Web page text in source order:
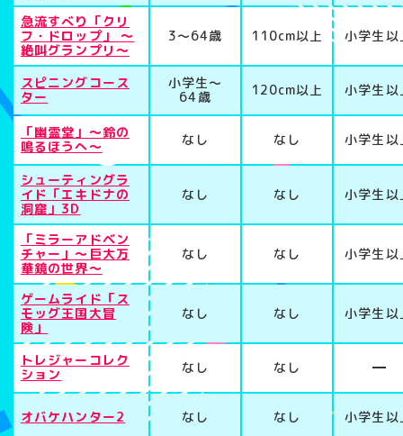
急流すべり「クリ
フ・ドロップ」 〜
絶叫グランプリ〜
3〜64歳 110cm以上 小学生以
スピニングコース
ター
小学生〜
64歳
120cm以上 小学生以
「幽霊堂」〜鈴の
鳴るほうへ〜
なし なし 小学生以
シューティングラ
イド「エキドナの
洞窟」3D
なし なし 小学生以
「ミラーアドベン
チャー」〜巨大万
華鏡の世界〜
なし なし 小学生以
ゲームライド「ス
モッグ王国大冒
険」
なし なし 小学生以
トレジャーコレク
ション
なし なし
オバケハンター2 なし なし 小学生以